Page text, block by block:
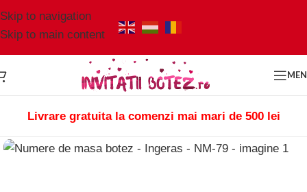
Skip to navigation
Skip to main content
Livrare gratuita la comenzi mai mari de 500 lei